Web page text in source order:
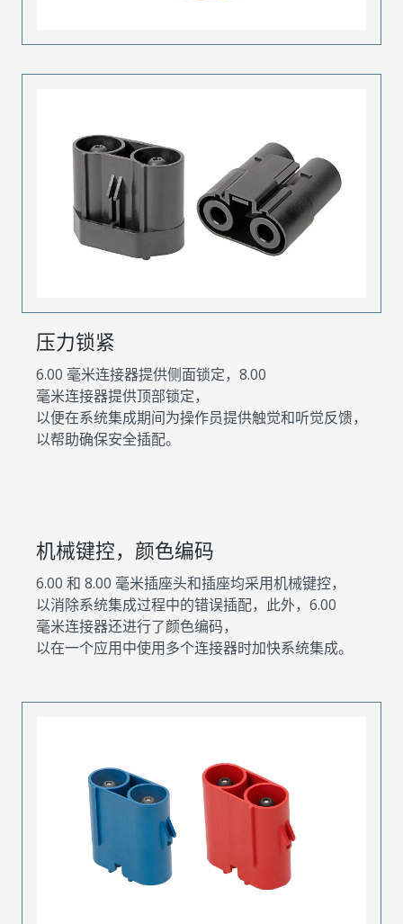
压力锁紧
6.00 毫米连接器提供侧面锁定，8.00
毫米连接器提供顶部锁定，
以便在系统集成期间为操作员提供触觉和听觉反馈，
以帮助确保安全插配。
机械键控，颜色编码
6.00 和 8.00 毫米插座头和插座均采用机械键控，
以消除系统集成过程中的错误插配，此外，6.00
毫米连接器还进行了颜色编码，
以在一个应用中使用多个连接器时加快系统集成。